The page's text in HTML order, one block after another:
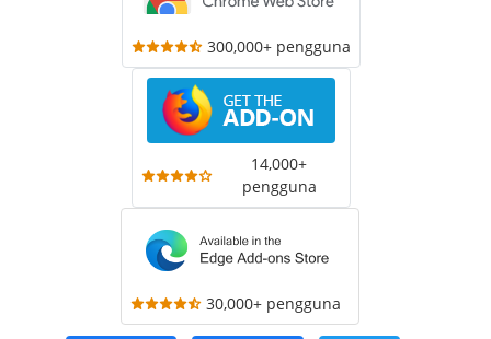
300,000+ pengguna
14,000+
pengguna
30,000+ pengguna